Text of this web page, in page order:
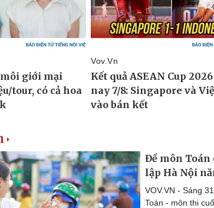
Đề môn
lập Hà Nội
VOV.VN - Sáng
Toán - môn thi